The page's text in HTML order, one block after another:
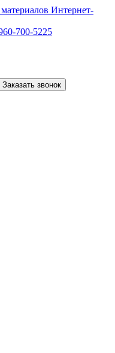
Интернет-
700-5225
Заказать звонок